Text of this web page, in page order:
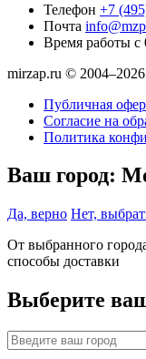
Телефон +7
Почта
Время работы с
mirzap.ru ©
Публичная
Согласие на
Политика
Ваш город:
Да, верно Нет,
От выбранного
способы доставки
Выберите